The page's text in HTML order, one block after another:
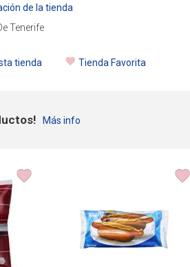
de la tienda
Tenerife
tienda Tienda Favorita
Más info